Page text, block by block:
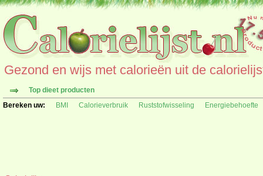
Gezond en wijs met calorieën uit de
Top dieet producten
Bereken uw:
BMI Calorieverbruik Ruststofwisseling Energiebehoefte